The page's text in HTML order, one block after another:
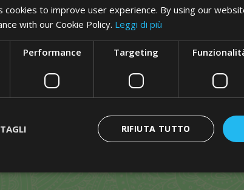
BARBA E CAPELLI
cookies to improve user experience. By using our
with our Cookie Policy. Leggi di più
Performance Targeting
RIFIUTA TUTTO